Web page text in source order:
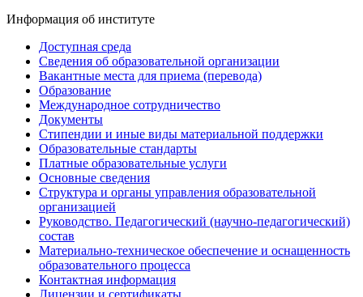
Информация об институте
Доступная среда
Сведения об образовательной организации
Вакантные места для приема (перевода)
Образование
Международное сотрудничество
Документы
Стипендии и иные виды материальной поддержки
Образовательные стандарты
Платные образовательные услуги
Основные сведения
Структура и органы управления образовательной
организацией
Руководство. Педагогический (научно-педагогический)
состав
Материально-техническое обеспечение и оснащенность
образовательного процесса
Контактная информация
Лицензии и сертификаты